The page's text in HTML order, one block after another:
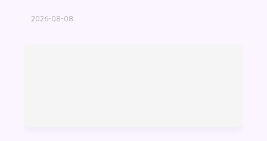
2026-08-08